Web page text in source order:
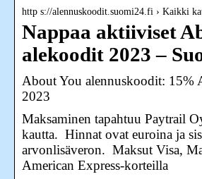
http s://alennuskoodit.suomi24.fi › Kaikki
Nappaa aktiiviset
alekoodit 2023 –
About You alennuskoodit: 15%
2023
Maksaminen tapahtuu Paytrail
kautta. ​ Hinnat ovat euroina ja
arvonlisäveron. ​ Maksut Visa,
American Express-korteilla